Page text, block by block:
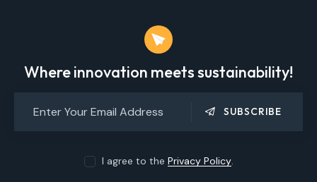
Where innovation meets sustainability!
SUBSCRIBE
I agree to the Privacy Policy.